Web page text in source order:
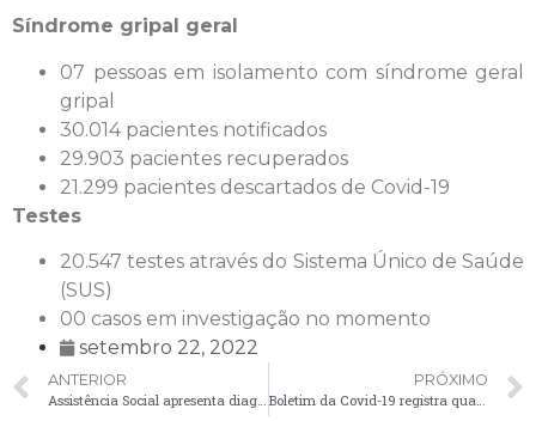
Síndrome gripal geral
07 pessoas em isolamento com síndrome geral
gripal
30.014 pacientes notificados
29.903 pacientes recuperados
21.299 pacientes descartados de Covid-19
Testes
20.547 testes através do Sistema Único de Saúde
(SUS)
00 casos em investigação no momento
setembro 22, 2022
ANTERIOR
Assistência Social apresenta diagnóstico social sobre o trabalho infantil
PRÓXIMO
Boletim da Covid-19 registra quatro novos casos nesta sexta-feira (23)